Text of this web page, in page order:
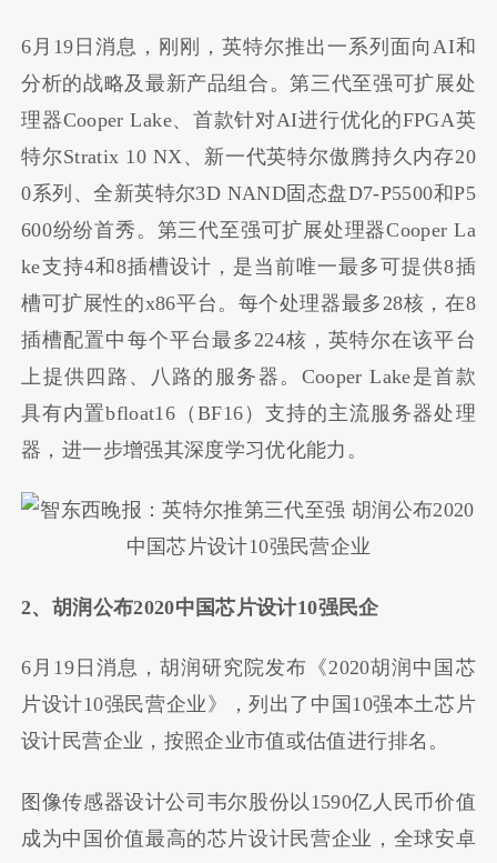
6月19日消息， 刚刚，英特尔推出一系列面向AI和
分析的战略及最新产品组合。第三代至强可扩展处
理器Cooper Lake、首款针对AI进行优化的FPGA英
特尔Stratix 10 NX、新一代英特尔傲腾持久内存20
0系列、全新英特尔3D NAND固态盘D7-P5500和P5
600纷纷首秀。 第三代至强可扩展处理器Cooper La
ke支持4和8插槽设计，是当前唯一最多可提供8插
槽可扩展性的x86平台。每个处理器最多28核，在8
插槽配置中每个平台最多224核，英特尔在该平台
上提供四路、八路的服务器。Cooper Lake是首款
具有内置bfloat16（BF16）支持的主流服务器处理
器，进一步增强其深度学习优化能力。
2、胡润公布2020中国芯片设计10强民企
6月19日消息，胡润研究院发布《2020胡润中国芯
片设计10强民营企业》，列出了中国10强本土芯片
设计民营企业，按照企业市值或估值进行排名。
图像传感器设计公司韦尔股份以1590亿人民币价值
成为中国价值最高的芯片设计民营企业，全球安卓